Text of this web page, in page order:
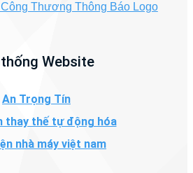
Website
An Trọng Tín
thay thế tự động hóa
nhà máy việt nam